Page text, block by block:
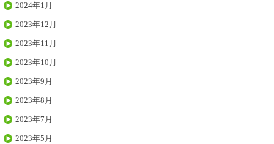
2024年1月
2023年12月
2023年11月
2023年10月
2023年9月
2023年8月
2023年7月
2023年5月